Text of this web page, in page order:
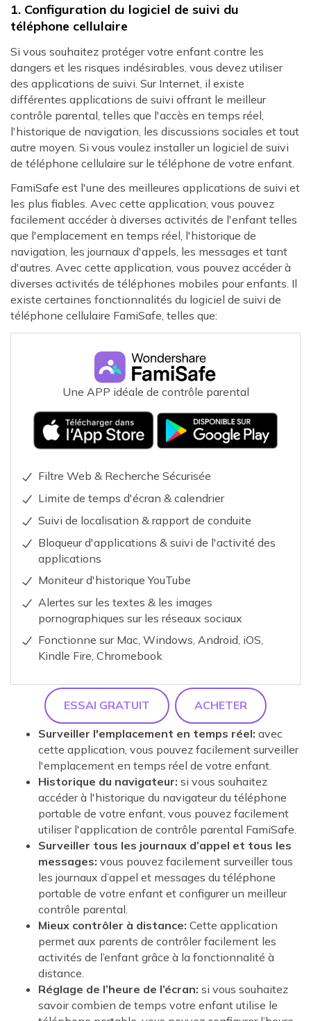
1. Configuration du logiciel de suivi du
téléphone cellulaire
Si vous souhaitez protéger votre enfant contre les
dangers et les risques indésirables, vous devez utiliser
des applications de suivi. Sur Internet, il existe
différentes applications de suivi offrant le meilleur
contrôle parental, telles que l'accès en temps réel,
l'historique de navigation, les discussions sociales et tout
autre moyen. Si vous voulez installer un logiciel de suivi
de téléphone cellulaire sur le téléphone de votre enfant.
FamiSafe est l'une des meilleures applications de suivi et
les plus fiables. Avec cette application, vous pouvez
facilement accéder à diverses activités de l'enfant telles
que l'emplacement en temps réel, l'historique de
navigation, les journaux d'appels, les messages et tant
d'autres. Avec cette application, vous pouvez accéder à
diverses activités de téléphones mobiles pour enfants. Il
existe certaines fonctionnalités du logiciel de suivi de
téléphone cellulaire FamiSafe, telles que:
Une APP idéale de contrôle parental
Filtre Web & Recherche Sécurisée
Limite de temps d'écran & calendrier
Suivi de localisation & rapport de conduite
Bloqueur d'applications & suivi de l'activité des
applications
Moniteur d'historique YouTube
Alertes sur les textes & les images
pornographiques sur les réseaux sociaux
Fonctionne sur Mac, Windows, Android, iOS,
Kindle Fire, Chromebook
ESSAI GRATUIT ACHETER
Surveiller l'emplacement en temps réel: avec
cette application, vous pouvez facilement surveiller
l'emplacement en temps réel de votre enfant.
Historique du navigateur: si vous souhaitez
accéder à l'historique du navigateur du téléphone
portable de votre enfant, vous pouvez facilement
utiliser l'application de contrôle parental FamiSafe.
Surveiller tous les journaux d’appel et tous les
messages: vous pouvez facilement surveiller tous
les journaux d’appel et messages du téléphone
portable de votre enfant et configurer un meilleur
contrôle parental.
Mieux contrôler à distance: Cette application
permet aux parents de contrôler facilement les
activités de l’enfant grâce à la fonctionnalité à
distance.
Réglage de l’heure de l’écran: si vous souhaitez
savoir combien de temps votre enfant utilise le